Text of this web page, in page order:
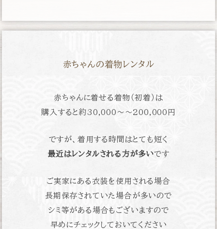
赤ちゃんの着物レンタル
赤ちゃんに着せる着物（初着）は
購入すると約30,000〜〜200,000円
ですが、着用する時間はとても短く
最近はレンタルされる方が多いです
ご実家にある衣装を使用される場合
長期保存されていた場合が多いので
シミ等がある場合もございますので
早めにチェックしておいてください